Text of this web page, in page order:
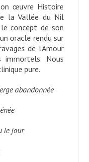
œuvre Histoire
la Vallée du Nil
concept de son
oracle rendu sur
de l’Amour
Nous
pure.
abandonnée
le jour